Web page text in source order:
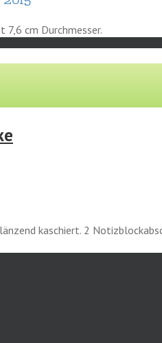
cm Durchmesser.
kaschiert. 2